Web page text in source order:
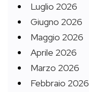
Luglio 2026
Giugno 2026
Maggio 2026
Aprile 2026
Marzo 2026
Febbraio 2026